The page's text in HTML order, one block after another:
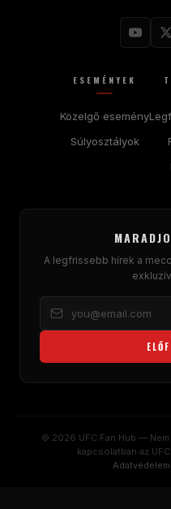
ESEMÉNYEK
Közelgő esemény
Súlyosztályok
A legfrissebb hírek a
© 2026 UFC Fan Hub —
kapcsolatban az
Adatvédelem